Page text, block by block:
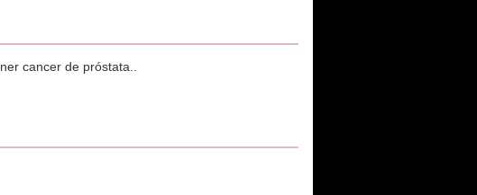
cancer de próstata..